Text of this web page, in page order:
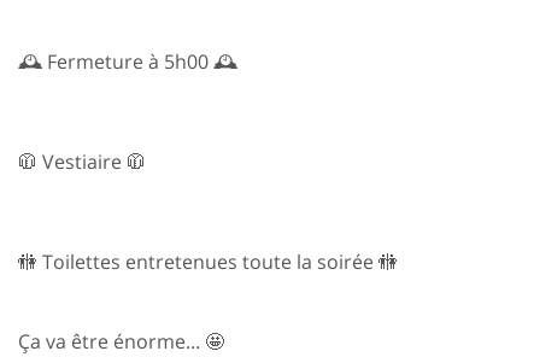
🕰️ Fermeture à 5h00 🕰️
🧥 Vestiaire 🧥
🚻 Toilettes entretenues toute la soirée 🚻
Ça va être énorme... 🤩